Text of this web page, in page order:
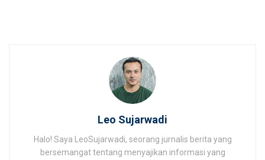
Leo Sujarwadi
Halo! Saya LeoSujarwadi, seorang jurnalis berita yang
bersemangat tentang menyajikan informasi yang